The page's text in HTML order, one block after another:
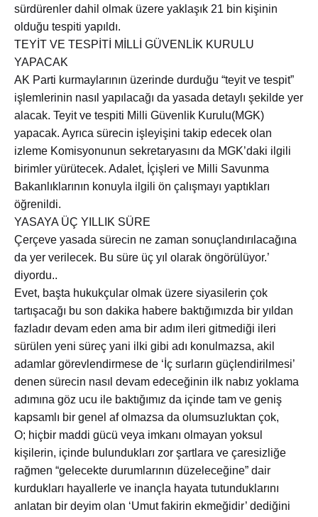
sürdürenler dahil olmak üzere yaklaşık 21 bin kişinin
olduğu tespiti yapıldı.
TEYİT VE TESPİTİ MİLLİ GÜVENLİK KURULU
YAPACAK
AK Parti kurmaylarının üzerinde durduğu “teyit ve tespit”
işlemlerinin nasıl yapılacağı da yasada detaylı şekilde yer
alacak. Teyit ve tespiti Milli Güvenlik Kurulu(MGK)
yapacak. Ayrıca sürecin işleyişini takip edecek olan
izleme Komisyonunun sekretaryasını da MGK’daki ilgili
birimler yürütecek. Adalet, İçişleri ve Milli Savunma
Bakanlıklarının konuyla ilgili ön çalışmayı yaptıkları
öğrenildi.
YASAYA ÜÇ YILLIK SÜRE
Çerçeve yasada sürecin ne zaman sonuçlandırılacağına
da yer verilecek. Bu süre üç yıl olarak öngörülüyor.’
diyordu..
Evet, başta hukukçular olmak üzere siyasilerin çok
tartışacağı bu son dakika habere baktığımızda bir yıldan
fazladır devam eden ama bir adım ileri gitmediği ileri
sürülen yeni süreç yani ilki gibi adı konulmazsa, akil
adamlar görevlendirmese de ‘İç surların güçlendirilmesi’
denen sürecin nasıl devam edeceğinin ilk nabız yoklama
adımına göz ucu ile baktığımız da içinde tam ve geniş
kapsamlı bir genel af olmazsa da olumsuzluktan çok,
O; hiçbir maddi gücü veya imkanı olmayan yoksul
kişilerin, içinde bulundukları zor şartlara ve çaresizliğe
rağmen “gelecekte durumlarının düzeleceğine” dair
kurdukları hayallerle ve inançla hayata tutunduklarını
anlatan bir deyim olan ‘Umut fakirin ekmeğidir’ dediğini